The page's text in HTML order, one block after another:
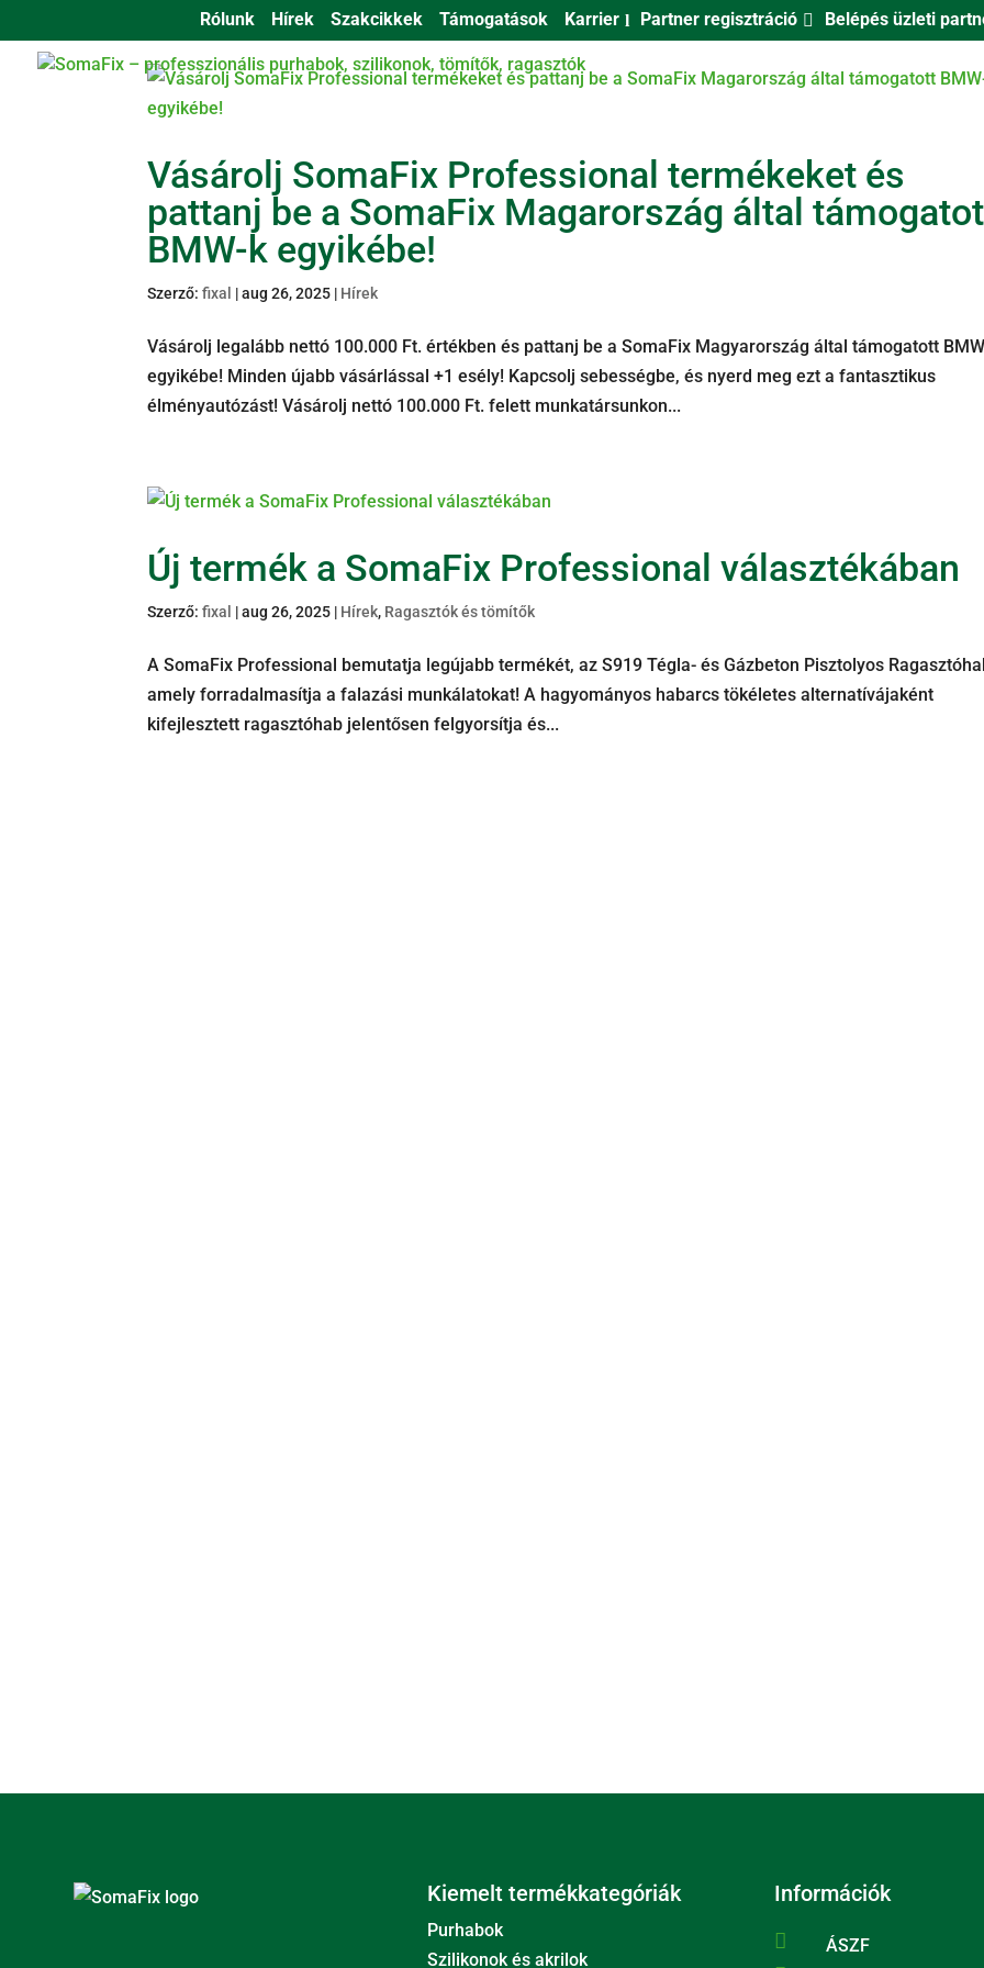
Rólunk Hírek Szakcikkek Támogatások Karrier Partner regisztráció Belépés üzleti
Vásárolj SomaFix Professional termékeket és
pattanj be a SomaFix Magarország által
BMW-k egyikébe!
Szerző:fixal |aug 26, 2025 | Hírek
Vásárolj legalább nettó 100.000 Ft. értékben és pattanj be a SomaFix Magyarország által támogatott
egyikébe! Minden újabb vásárlással +1 esély! Kapcsolj sebességbe, és nyerd meg ezt a fantasztikus
élményautózást! Vásárolj nettó 100.000 Ft. felett munkatársunkon...
Új termék a SomaFix Professional választékában
Szerző:fixal |aug 26, 2025 | Hírek, Ragasztók és tömítők
A SomaFix Professional bemutatja legújabb termékét, az S919 Tégla- és Gázbeton Pisztolyos
amely forradalmasítja a falazási munkálatokat! A hagyományos habarcs tökéletes alternatívájaként
kifejlesztett ragasztóhab jelentősen felgyorsítja és...
Kiemelt termékkategóriák
Purhabok
Szilikonok és akrilok
Információk
 ÁSZF